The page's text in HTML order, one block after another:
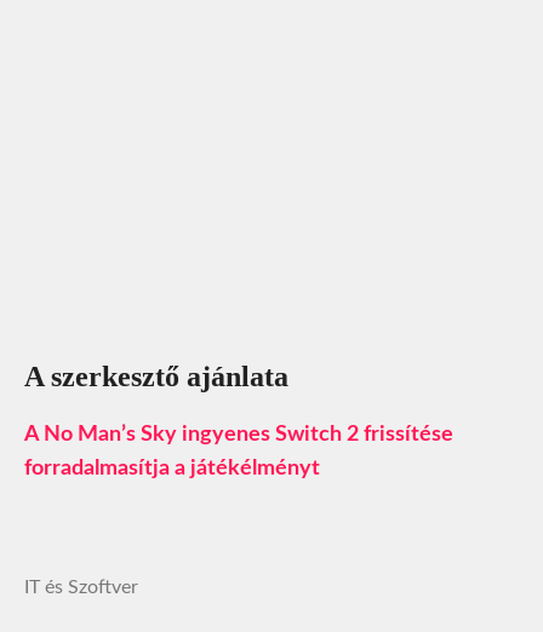
A szerkesztő ajánlata
A No Man’s Sky ingyenes Switch 2 frissítése
forradalmasítja a játékélményt
IT és Szoftver